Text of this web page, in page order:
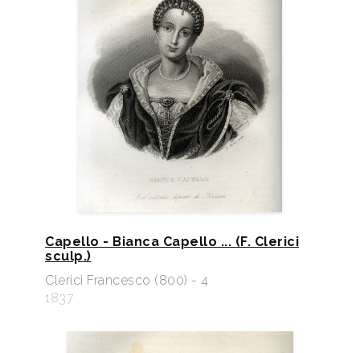
Capello - Bianca Capello ... (F. Clerici
sculp.)
Clerici Francesco (800) - 4
1837